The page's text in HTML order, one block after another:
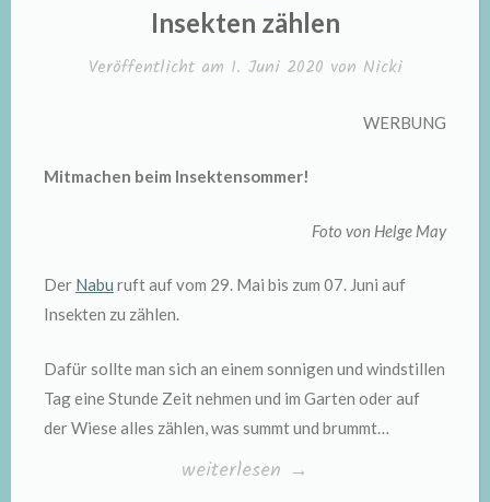
IN
Insekten zählen
Veröffentlicht am 1. Juni 2020 von Nicki
WERBUNG
Mitmachen beim Insektensommer!
Foto von Helge May
Der Nabu ruft auf vom 29. Mai bis zum 07. Juni auf
Insekten zu zählen.
Dafür sollte man sich an einem sonnigen und windstillen
Tag eine Stunde Zeit nehmen und im Garten oder auf
der Wiese alles zählen, was summt und brummt…
„Insekten
weiterlesen →